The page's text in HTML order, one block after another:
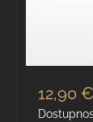
12,90 €